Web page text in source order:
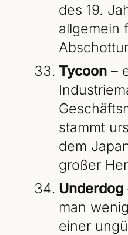
des 19.
allgemein
Tycoon–
stammt
dem
großer
Underdog
man
einer